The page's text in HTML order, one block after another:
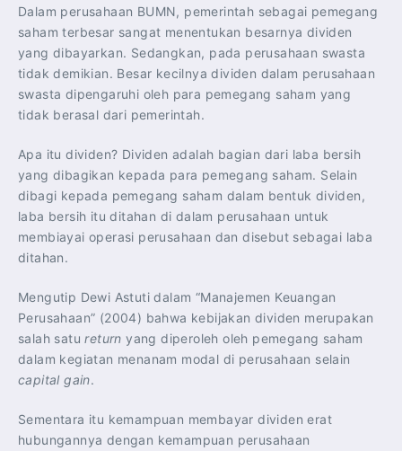
Dalam perusahaan BUMN, pemerintah sebagai pemegang
saham terbesar sangat menentukan besarnya dividen
yang dibayarkan. Sedangkan, pada perusahaan swasta
tidak demikian. Besar kecilnya dividen dalam perusahaan
swasta dipengaruhi oleh para pemegang saham yang
tidak berasal dari pemerintah.
Apa itu dividen? Dividen adalah bagian dari laba bersih
yang dibagikan kepada para pemegang saham. Selain
dibagi kepada pemegang saham dalam bentuk dividen,
laba bersih itu ditahan di dalam perusahaan untuk
membiayai operasi perusahaan dan disebut sebagai laba
ditahan.
Mengutip Dewi Astuti dalam “Manajemen Keuangan
Perusahaan” (2004) bahwa kebijakan dividen merupakan
salah satureturnyang diperoleh oleh pemegang saham
dalam kegiatan menanam modal di perusahaan selain
capital gain.
Sementara itu kemampuan membayar dividen erat
hubungannya dengan kemampuan perusahaan